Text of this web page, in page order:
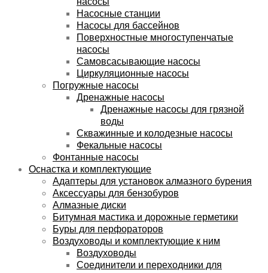
Насосные станции
Насосы для бассейнов
Поверхностные многоступенчатые
насосы
Самовсасывающие насосы
Циркуляционные насосы
Погружные насосы
Дренажные насосы
Дренажные насосы для грязной
воды
Скважинные и колодезные насосы
Фекальные насосы
Фонтанные насосы
Оснастка и комплектующие
Адаптеры для установок алмазного бурения
Аксессуары для бензобуров
Алмазные диски
Битумная мастика и дорожные герметики
Буры для перфораторов
Воздуховоды и комплектующие к ним
Воздуховоды
Соединители и переходники для